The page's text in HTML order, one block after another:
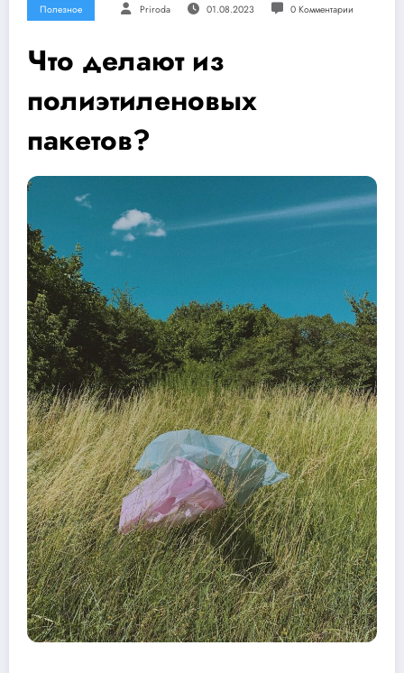
Полезное Priroda 01.08.2023 0 Комментарии
Что делают из
полиэтиленовых
пакетов?